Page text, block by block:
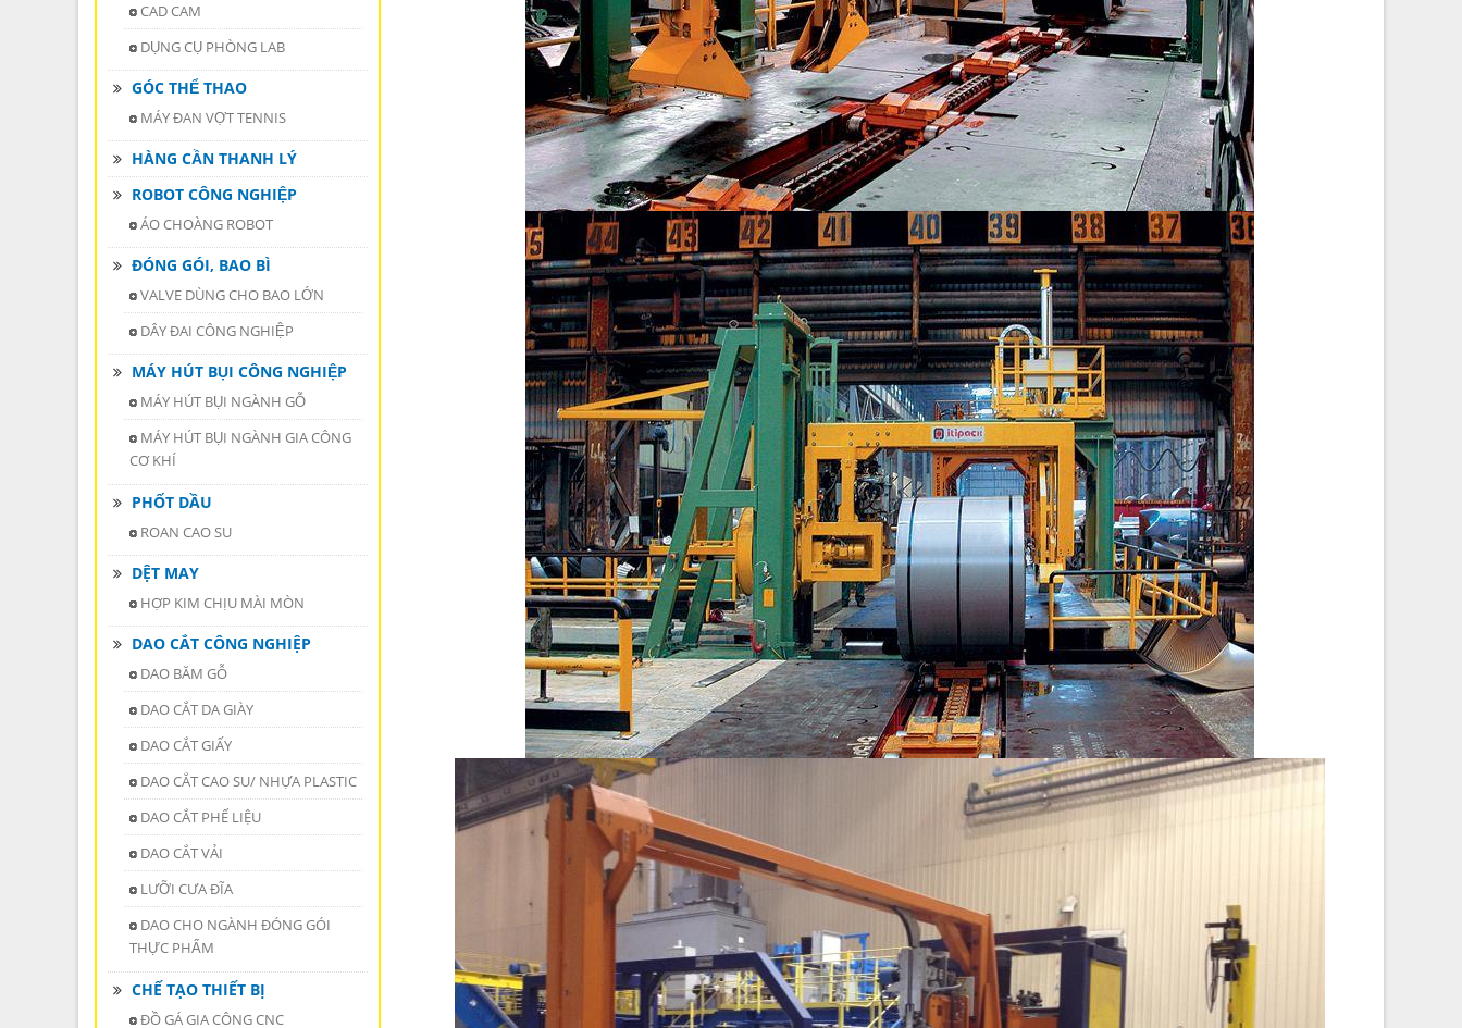
CAD CAM
DỤNG CỤ PHÒNG LAB
GÓC THỂ THAO
MÁY ĐAN VỢT TENNIS
HÀNG CẦN THANH LÝ
ROBOT CÔNG NGHIỆP
ÁO CHOÀNG ROBOT
ĐÓNG GÓI, BAO BÌ
VALVE DÙNG CHO BAO LỚN
DÂY ĐAI CÔNG NGHIỆP
MÁY HÚT BỤI CÔNG NGHIỆP
MÁY HÚT BỤI NGÀNH GỖ
MÁY HÚT BỤI NGÀNH GIA CÔNG
CƠ KHÍ
PHỐT DẦU
ROAN CAO SU
DỆT MAY
HỢP KIM CHỊU MÀI MÒN
DAO CẮT CÔNG NGHIỆP
DAO BĂM GỖ
DAO CẮT DA GIÀY
DAO CẮT GIẤY
DAO CẮT CAO SU/ NHỰA PLASTIC
DAO CẮT PHẾ LIỆU
DAO CẮT VẢI
LƯỠI CƯA ĐĨA
DAO CHO NGÀNH ĐÓNG GÓI
THỰC PHẨM
CHẾ TẠO THIẾT BỊ
ĐỒ GÁ GIA CÔNG CNC